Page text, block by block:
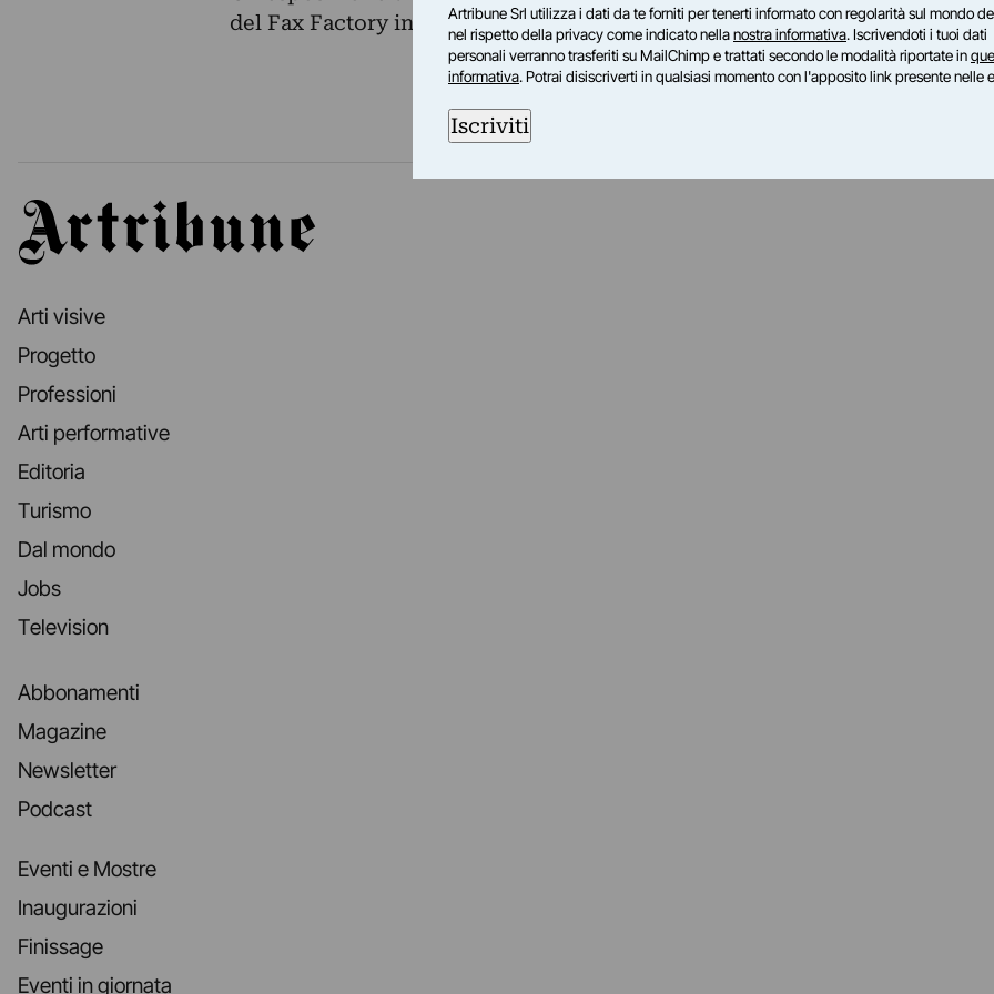
del Fax Factory in cui si alternano mostre, concerti ed eventi culturali.
Artribune
Arti visive
Progetto
Professioni
Arti performative
Editoria
Turismo
Dal mondo
Jobs
Television
Abbonamenti
Magazine
Newsletter
Podcast
Eventi e Mostre
Inaugurazioni
Finissage
Eventi in giornata
Artribune Srl utilizza i dati da te forniti per tenerti informato con regolarità sul mondo
nel rispetto della privacy come indicato nellanostra informativa. Iscrivendoti i tuoi dati
personali verranno trasferiti su MailChimp e trattati secondo le modalità riportate in
informativa. Potrai disiscriverti in qualsiasi momento con l'apposito link presente nelle
Iscriviti